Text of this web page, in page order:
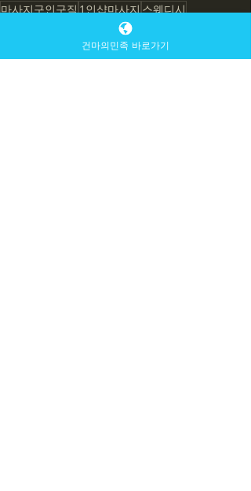
마사지구인구직 1인샵마사지 스웨디시
마사지구인1인샵
스웨디시구인구직
스웨디시1인샵스웨디시알바아로마마사지알바
건마의민족 바로가기